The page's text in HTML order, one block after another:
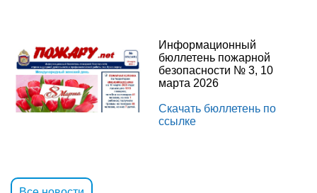
Информационный
бюллетень пожарной
безопасности № 3, 10
марта 2026
Скачать бюллетень по
ссылке